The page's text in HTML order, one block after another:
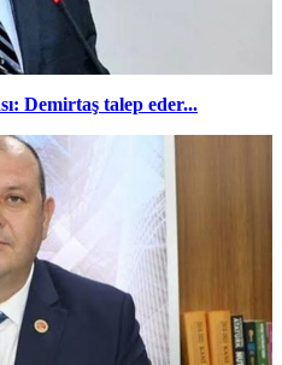
Demirtaş talep eder...